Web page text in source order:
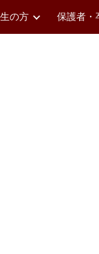
の方 保護者・